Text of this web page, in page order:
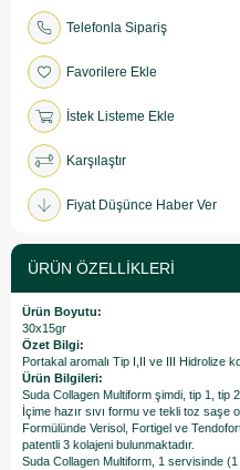
Telefonla Sipariş
Favorilere Ekle
İstek Listeme Ekle
Karşılaştır
Fiyat Düşünce Haber Ver
ÜRÜN ÖZELLIKLERI
Ürün Boyutu:
30x15gr
Özet Bilgi:
Portakal aromalı Tip I,II ve III Hidrolize
Ürün Bilgileri:
Suda Collagen Multiform şimdi, tip 1, tip
İçime hazır sıvı formu ve tekli toz saşe
Formülünde Verisol, Fortigel ve
patentli 3 kolajeni bulunmaktadır.
Suda Collagen Multiform, 1 servisinde